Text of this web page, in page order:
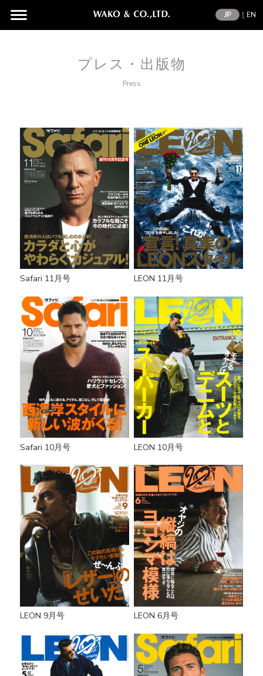
JP ｜ EN
プレス・出版物
Press
Safari 11月号 LEON 11月号
Safari 10月号 LEON 10月号
LEON 9月号 LEON 6月号